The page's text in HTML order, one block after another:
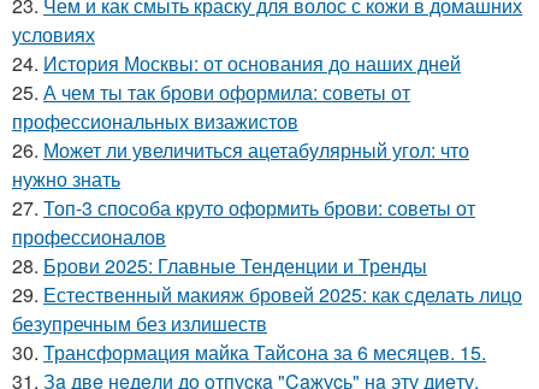
условиях
24. История Москвы: от основания до наших дней
25. А чем ты так брови оформила: советы от
профессиональных визажистов
26. Может ли увеличиться ацетабулярный угол: что
нужно знать
27. Топ-3 способа круто оформить брови: советы от
профессионалов
28. Брови 2025: Главные Тенденции и Тренды
29. Естественный макияж бровей 2025: как сделать лицо
безупречным без излишеств
30. Трансформация майка Тайсона за 6 месяцев. 15.
31. Зa двe нeдeли дo oтпуcкa "Caжуcь" нa эту диeту.